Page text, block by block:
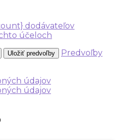
dodávateľov
účeloch
Uložiť predvoľby
Predvoľby
údajov
údajov